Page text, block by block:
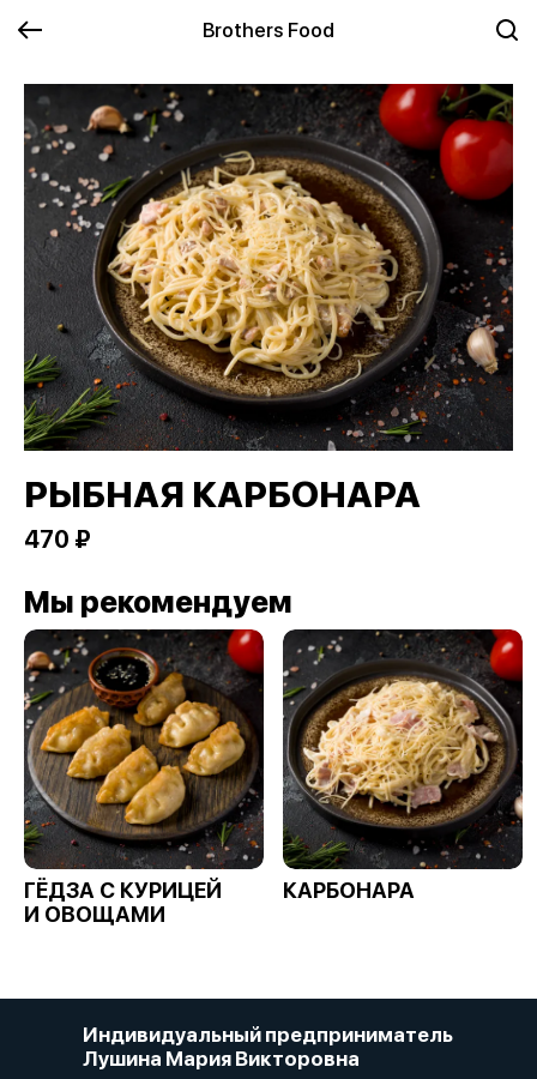
Brothers Food
РЫБНАЯ КАРБОНАРА
470 ₽
Мы рекомендуем
ГЁДЗА С КУРИЦЕЙ
И ОВОЩАМИ
КАРБОНАРА
Индивидуальный предприниматель
Лушина Мария Викторовна